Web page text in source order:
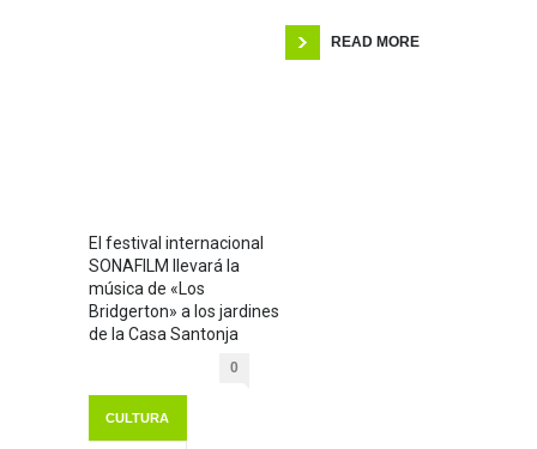
READ MORE
El festival internacional
SONAFILM llevará la
música de «Los
Bridgerton» a los jardines
de la Casa Santonja
0
CULTURA